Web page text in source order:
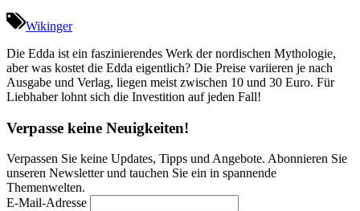
Wikinger
Die Edda ist ein faszinierendes Werk der nordischen Mythologie,
aber was kostet die Edda eigentlich? Die Preise variieren je nach
Ausgabe und Verlag, liegen meist zwischen 10 und 30 Euro. Für
Liebhaber lohnt sich die Investition auf jeden Fall!
Verpasse keine Neuigkeiten!
Verpassen Sie keine Updates, Tipps und Angebote. Abonnieren Sie
unseren Newsletter und tauchen Sie ein in spannende
Themenwelten.
E-Mail-Adresse